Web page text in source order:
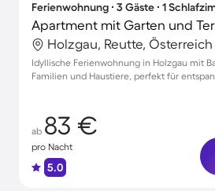
Ferienwohnung ∙ 3 Gäste ∙ 1
Apartment mit Garten und
Holzgau, Reutte, Österreich
Idyllische Ferienwohnung in Holzgau mit
Familien und Haustiere, perfekt für
ab 83 €
pro Nacht
5.0